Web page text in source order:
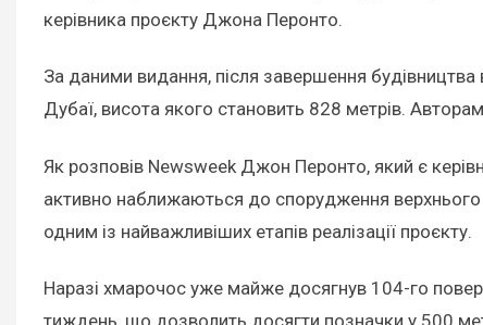
керівника проєкту Джона Перонто.
За даними видання, після завершення
Дубаї, висота якого становить 828 метрів.
Як розповів Newsweek Джон Перонто, який є
активно наближаються до спорудження верхнього
одним із найважливіших етапів реалізації проєкту.
Наразі хмарочос уже майже досягнув 104-го
тиждень, що дозволить досягти позначки у 500